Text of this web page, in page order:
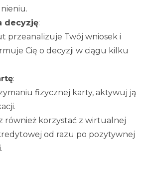
decyzję:
przeanalizuje Twój wniosek i
Cię o decyzji w ciągu kilku
:
fizycznej karty, aktywuj ją
również korzystać z wirtualnej
od razu po pozytywnej